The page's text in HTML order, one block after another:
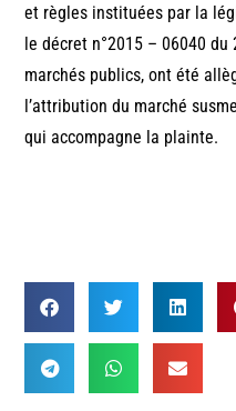
et règles instituées par la
le décret n°2015 – 06040
marchés publics, ont été
l’attribution du marché
qui accompagne la plainte.